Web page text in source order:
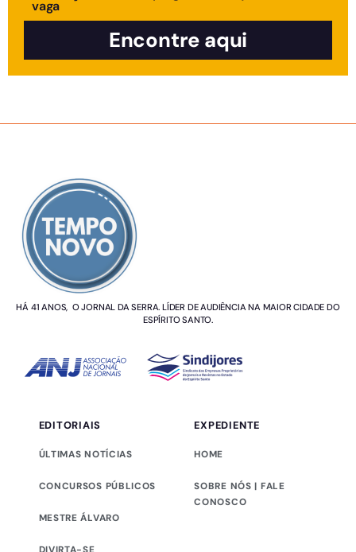
vaga
Encontre aqui
HÁ 41 ANOS, O JORNAL DA SERRA. LÍDER DE AUDIÊNCIA NA MAIOR CIDADE DO
ESPÍRITO SANTO.
EDITORIAIS
ÚLTIMAS NOTÍCIAS
CONCURSOS PÚBLICOS
MESTRE ÁLVARO
EXPEDIENTE
HOME
SOBRE NÓS | FALE
CONOSCO